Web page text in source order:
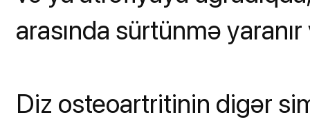
arasında sürtünmə
Diz osteoartritinin digər